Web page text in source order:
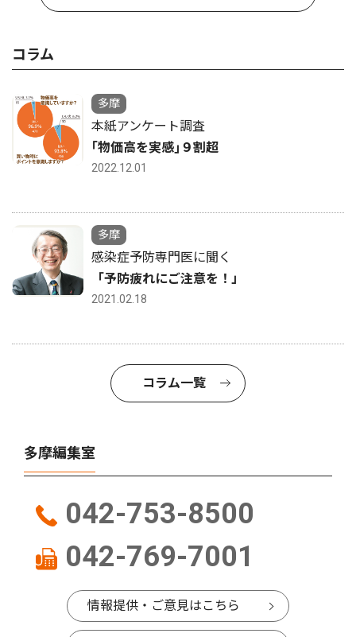
コラム
多摩
本紙アンケート調査
｢物価高を実感｣９割超
2022.12.01
多摩
感染症予防専門医に聞く
「予防疲れにご注意を！」
2021.02.18
コラム一覧
多摩編集室
042-753-8500
042-769-7001
情報提供・ご意見はこちら